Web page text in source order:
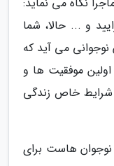
و ... حالا، شما
نوجوانی می آید که
موفقیت ها و
خاص زندگی
هاست برای